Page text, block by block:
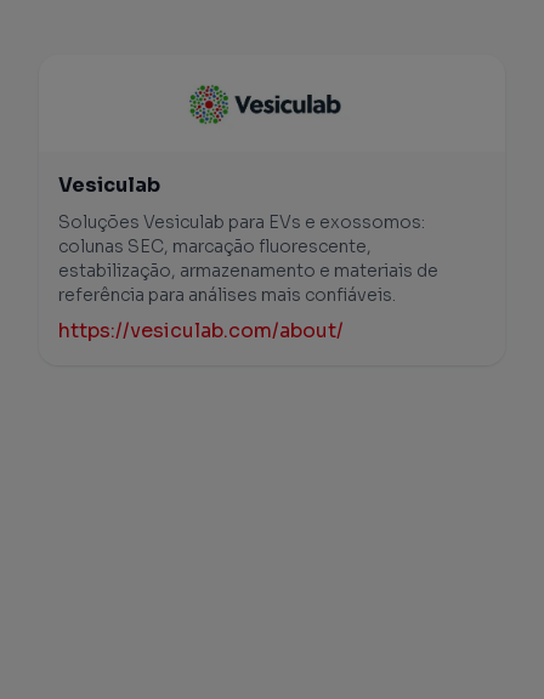
Vesiculab
Soluções Vesiculab para EVs e exossomos:
colunas SEC, marcação fluorescente,
estabilização, armazenamento e materiais de
referência para análises mais confiáveis.
https://vesiculab.com/about/